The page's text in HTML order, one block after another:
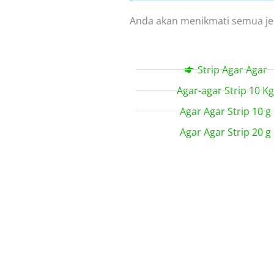
Anda akan menikmati semua
Strip Agar Agar
Agar-agar Strip 10 Kg
Agar Agar Strip 10 g
Agar Agar Strip 20 g